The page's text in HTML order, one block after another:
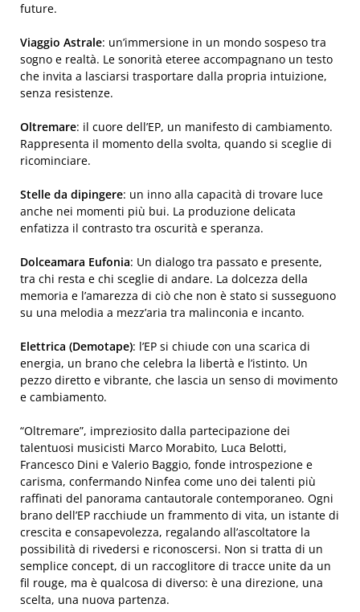
future.
Viaggio Astrale: un’immersione in un mondo sospeso tra
sogno e realtà. Le sonorità eteree accompagnano un testo
che invita a lasciarsi trasportare dalla propria intuizione,
senza resistenze.
Oltremare: il cuore dell’EP, un manifesto di cambiamento.
Rappresenta il momento della svolta, quando si sceglie di
ricominciare.
Stelle da dipingere: un inno alla capacità di trovare luce
anche nei momenti più bui. La produzione delicata
enfatizza il contrasto tra oscurità e speranza.
Dolceamara Eufonia: Un dialogo tra passato e presente,
tra chi resta e chi sceglie di andare. La dolcezza della
memoria e l’amarezza di ciò che non è stato si susseguono
su una melodia a mezz’aria tra malinconia e incanto.
Elettrica (Demotape): l’EP si chiude con una scarica di
energia, un brano che celebra la libertà e l’istinto. Un
pezzo diretto e vibrante, che lascia un senso di movimento
e cambiamento.
“Oltremare”, impreziosito dalla partecipazione dei
talentuosi musicisti Marco Morabito, Luca Belotti,
Francesco Dini e Valerio Baggio, fonde introspezione e
carisma, confermando Ninfea come uno dei talenti più
raffinati del panorama cantautorale contemporaneo. Ogni
brano dell’EP racchiude un frammento di vita, un istante di
crescita e consapevolezza, regalando all’ascoltatore la
possibilità di rivedersi e riconoscersi. Non si tratta di un
semplice concept, di un raccoglitore di tracce unite da un
fil rouge, ma è qualcosa di diverso: è una direzione, una
scelta, una nuova partenza.